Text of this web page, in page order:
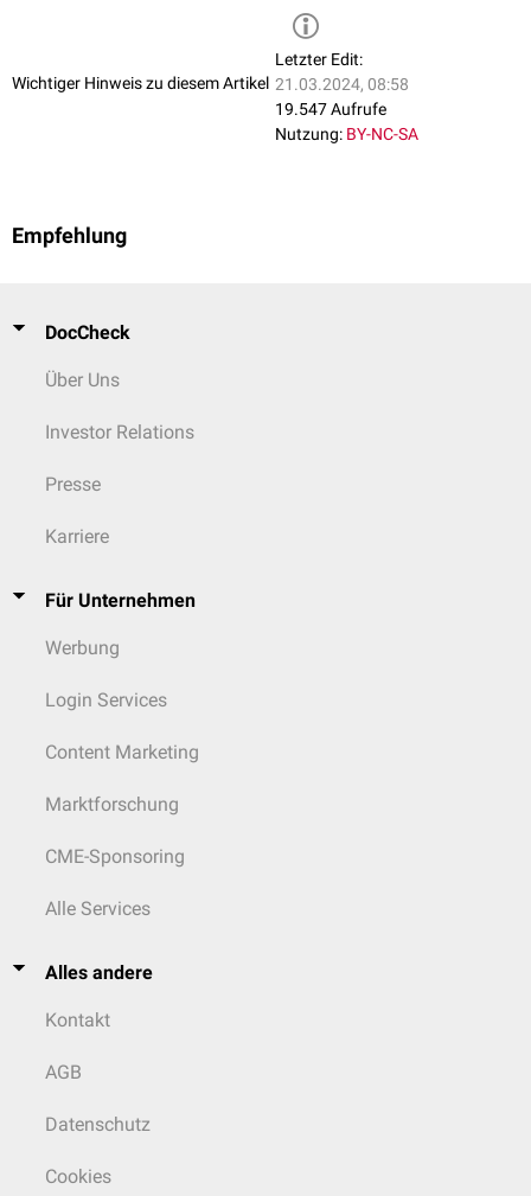
Wichtiger Hinweis zu diesem Artikel
Letzter Edit:
21.03.2024, 08:58
19.547 Aufrufe
Nutzung: BY-NC-SA
Empfehlung
DocCheck
Über Uns
Investor Relations
Presse
Karriere
Für Unternehmen
Werbung
Login Services
Content Marketing
Marktforschung
CME-Sponsoring
Alle Services
Alles andere
Kontakt
AGB
Datenschutz
Cookies